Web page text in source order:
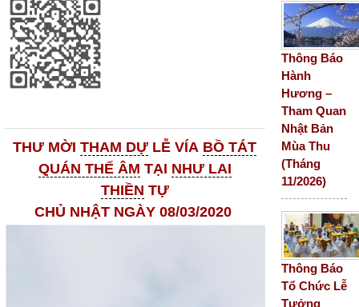
THƯ MỜI THAM DỰ LỄ VÍA BỒ TÁT
QUÁN THẾ ÂM TẠI NHƯ LAI
THIỀN TỰ
CHỦ NHẬT NGÀY 08/03/2020
Thông Báo
Hành
Hương –
Tham Quan
Nhật Bản
Mùa Thu
(Tháng
11/2026)
Thông Báo
Tổ Chức Lễ
Tưởng